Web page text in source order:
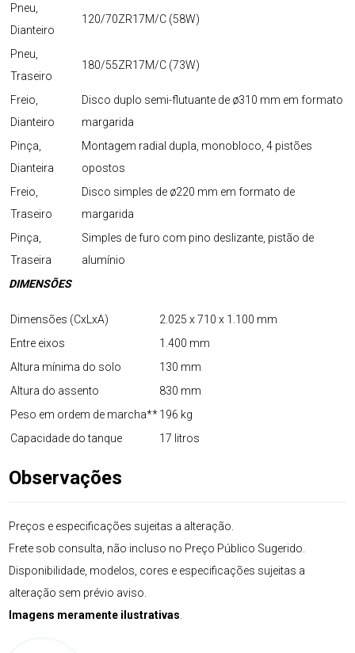
Pneu,
Dianteiro
120/70ZR17M/C (58W)
Pneu,
Traseiro
180/55ZR17M/C (73W)
Freio,
Dianteiro
Disco duplo semi-flutuante de ø310 mm em formato
margarida
Pinça,
Dianteira
Montagem radial dupla, monobloco, 4 pistões
opostos
Freio,
Traseiro
Disco simples de ø220 mm em formato de
margarida
Pinça,
Traseira
Simples de furo com pino deslizante, pistão de
alumínio
DIMENSÕES
Dimensões (CxLxA)
2.025 x 710 x 1.100 mm
Entre eixos
1.400 mm
Altura mínima do solo
130 mm
Altura do assento
830 mm
Peso em ordem de marcha**196 kg
Capacidade do tanque
17 litros
Observações
Preços e especificações sujeitas a alteração.
Frete sob consulta, não incluso no Preço Público Sugerido.
Disponibilidade, modelos, cores e especificações sujeitas a
alteração sem prévio aviso.
Imagens meramente ilustrativas